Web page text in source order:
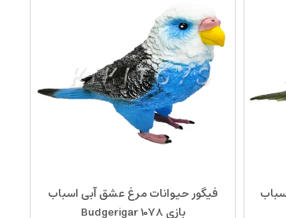
فیگور حیوانات مرغ عشق آبی اسباب
بازی Budgerigar 1078